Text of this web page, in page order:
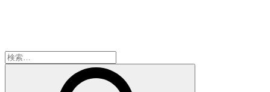
検
索: